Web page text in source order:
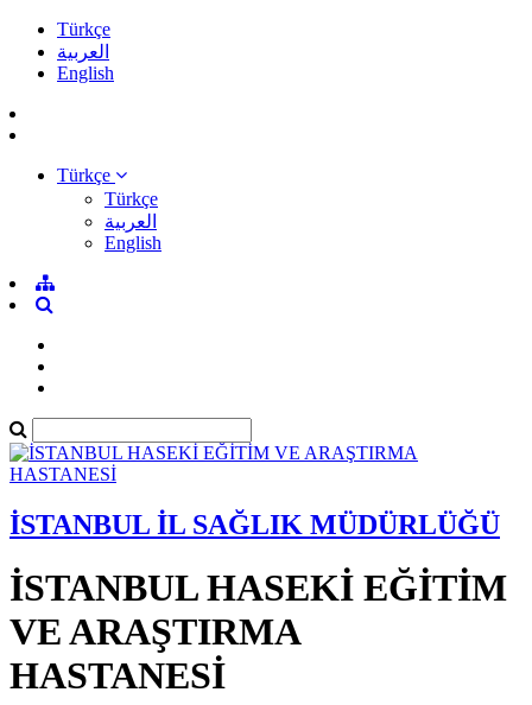
Türkçe
العربية
English
Türkçe
Türkçe
العربية
English
İSTANBUL İL SAĞLIK MÜDÜRLÜĞÜ
İSTANBUL HASEKİ EĞİTİM
VE ARAŞTIRMA
HASTANESİ